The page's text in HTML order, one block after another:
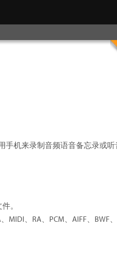
机来录制音频语音备忘录或
。
MIDI、RA、PCM、AIFF、BWF